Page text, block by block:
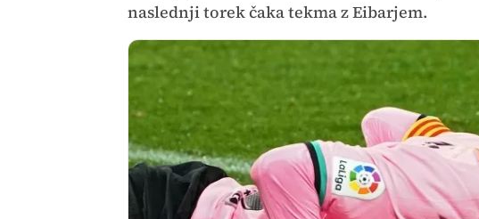
naslednji torek čaka tekma z Eibarjem.